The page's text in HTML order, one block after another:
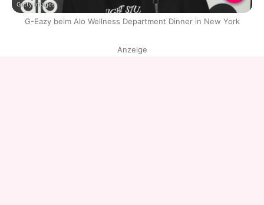
Getty Images
G-Eazy beim Alo Wellness Department Dinner in New York
Anzeige